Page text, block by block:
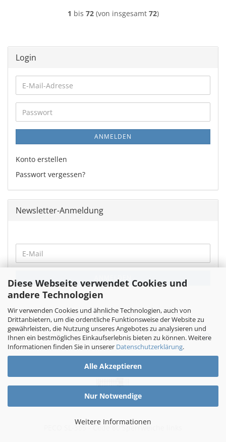
Diese Webseite verwendet Cookies und
andere Technologien
Wir verwenden Cookies und ähnliche Technologien, auch von
Drittanbietern, um die ordentliche Funktionsweise der Website zu
gewährleisten, die Nutzung unseres Angebotes zu analysieren und
Ihnen ein bestmögliches Einkaufserlebnis bieten zu können. Weitere
Informationen finden Sie in unserer Datenschutzerklärung.
Alle Akzeptieren
Nur Notwendige
Weitere Informationen
1 bis 72(von insgesamt 72)
Login
E-
Mail-
Adresse
Passwort
ANMELDEN
Konto erstellen
Passwort vergessen?
Newsletter-Anmeldung
ZUR
NEWSLETTER-
ANMELDUNG
E-
Mail
ANMELDEN
Neue Artikel
PECO SL-385 - Code 80 Sperrweiche links